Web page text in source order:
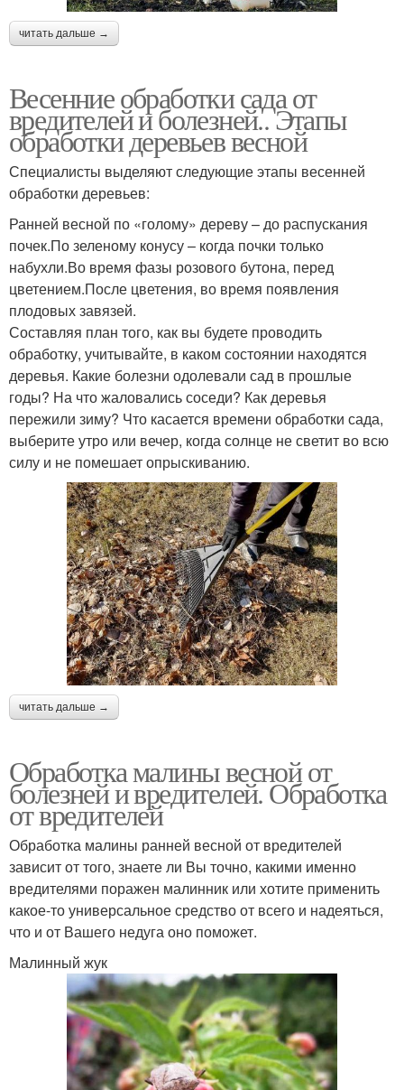
читать дальше →
Весенние обработки сада от
вредителей и болезней.. Этапы
обработки деревьев весной
Специалисты выделяют следующие этапы весенней
обработки деревьев:
Ранней весной по «голому» дереву – до распускания
почек.По зеленому конусу – когда почки только
набухли.Во время фазы розового бутона, перед
цветением.После цветения, во время появления
плодовых завязей.
Составляя план того, как вы будете проводить
обработку, учитывайте, в каком состоянии находятся
деревья. Какие болезни одолевали сад в прошлые
годы? На что жаловались соседи? Как деревья
пережили зиму? Что касается времени обработки сада,
выберите утро или вечер, когда солнце не светит во всю
силу и не помешает опрыскиванию.
читать дальше →
Обработка малины весной от
болезней и вредителей. Обработка
от вредителей
Обработка малины ранней весной от вредителей
зависит от того, знаете ли Вы точно, какими именно
вредителями поражен малинник или хотите применить
какое-то универсальное средство от всего и надеяться,
что и от Вашего недуга оно поможет.
Малинный жук